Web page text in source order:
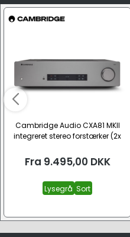
Cambridge Audio CXA81 MKII
integreret stereo forstærker (2x
Fra 9.495,00 DKK
Lysegrå Sort